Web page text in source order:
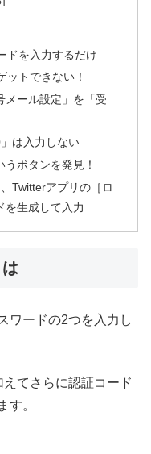
ドを入力するだけ
ットできない！
メール設定」を「受
は入力しない
うボタンを発見！
Twitterアプリの［ロ
を生成して入力
ワードの2つを入力し
てさらに認証コード
す。